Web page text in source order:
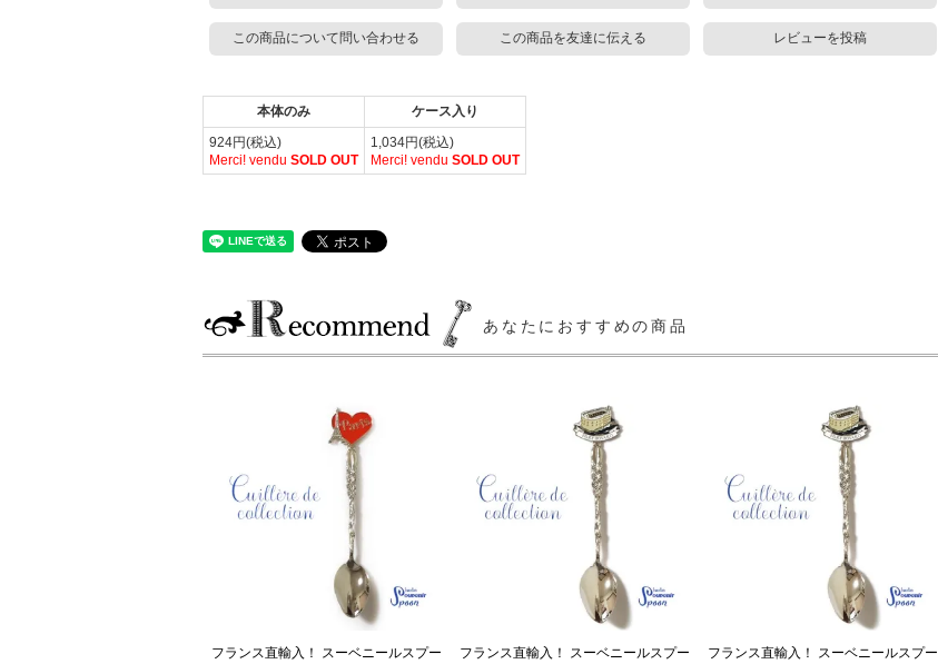
この商品について問い合わせる この商品を友達に伝える レビューを投稿
本体のみ
ケース入り
924円(税込)
Merci! vendu SOLD OUT
1,034円(税込)
Merci! vendu SOLD OUT
あなたにおすすめの商品
フランス直輸入！ スーベニールスプー
フランス直輸入！ スーベニールスプー
フランス直輸入！ スーベニールスプー